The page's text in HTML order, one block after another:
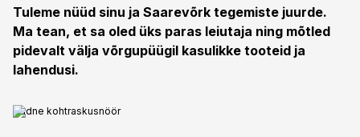
Tuleme nüüd sinu ja Saarevõrk tegemiste juurde.
Ma tean, et sa oled üks paras leiutaja ning mõtled
pidevalt välja võrgupüügil kasulikke tooteid ja
lahendusi.
Uudne kohtraskusnöör